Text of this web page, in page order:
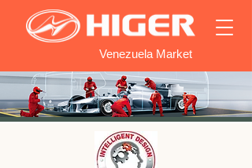
Venezuela Market